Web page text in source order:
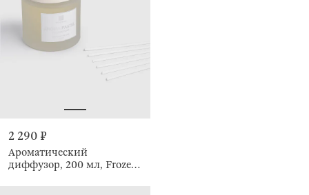
2 290 ₽
Ароматический
диффузор, 200 мл, Frozen